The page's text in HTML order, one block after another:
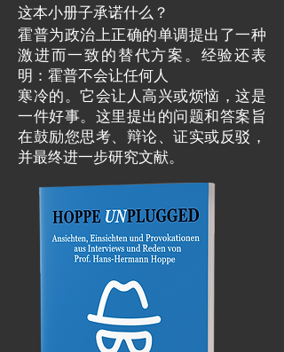
这本小册子承诺什么？
霍普为政治上正确的单调提出了一种
激进而一致的替代方案。经验还表
明：霍普不会让任何人
寒冷的。它会让人高兴或烦恼，这是
一件好事。这里提出的问题和答案旨
在鼓励您思考、辩论、证实或反驳，
并最终进一步研究文献。